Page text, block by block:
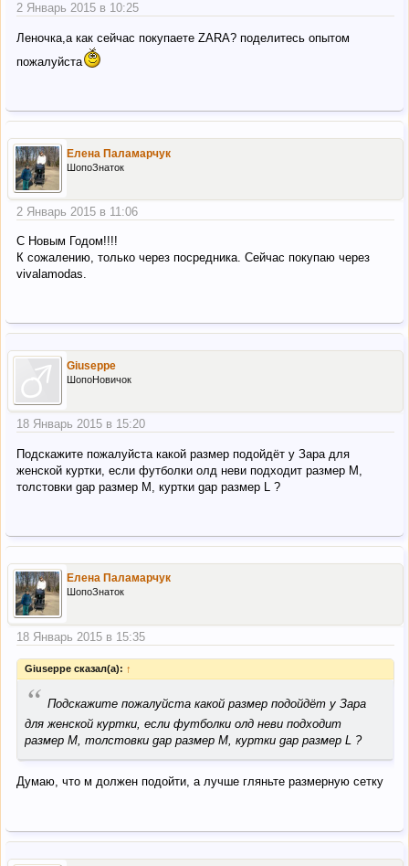
2 Январь 2015 в 10:25
Леночка,а как сейчас покупаете ZARA? поделитесь опытом
пожалуйста
Елена Паламарчук
ШопоЗнаток
2 Январь 2015 в 11:06
С Новым Годом!!!!
К сожалению, только через посредника. Сейчас покупаю через
vivalamodas.
Giuseppe
ШопоНовичок
18 Январь 2015 в 15:20
Подскажите пожалуйста какой размер подойдёт у Зара для
женской куртки, если футболки олд неви подходит размер М,
толстовки gap размер М, куртки gap размер L ?
Елена Паламарчук
ШопоЗнаток
18 Январь 2015 в 15:35
Giuseppe сказал(а): ↑
“ Подскажите пожалуйста какой размер подойдёт у Зара
для женской куртки, если футболки олд неви подходит
размер М, толстовки gap размер М, куртки gap размер L ?
Думаю, что м должен подойти, а лучше гляньте размерную сетку